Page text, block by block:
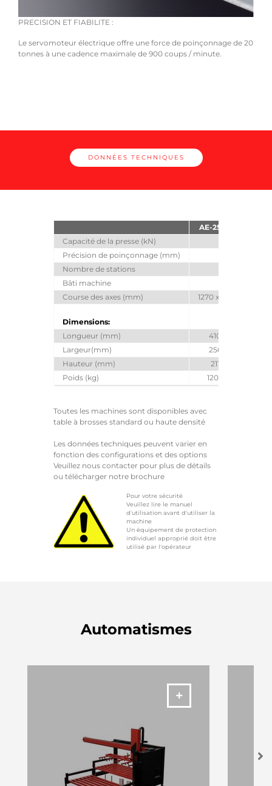
PRECISION ET FIABILITE :
Le servomoteur électrique offre une force de poinçonnage de 20
tonnes à une cadence maximale de 900 coups / minute.
DONNÉES TECHNIQUES
AE-255NT
Capacité de la presse (kN)
Précision de poinçonnage (mm)
Nombre de stations
Bâti machine
Course des axes (mm)
1270 x 1270
Dimensions:
Longueur (mm)
4100
Largeur(mm)
2560
Hauteur (mm)
2115
Poids (kg)
12000
Toutes les machines sont disponibles avec
table à brosses standard ou haute densité
Les données techniques peuvent varier en
fonction des configurations et des options
Veuillez nous contacter pour plus de détails
ou télécharger notre brochure
Pour votre sécurité
Veuillez lire le manuel
d'utilisation avant d'utiliser la
machine
Un équipement de protection
individuel approprié doit être
utilisé par l'opérateur
Automatismes